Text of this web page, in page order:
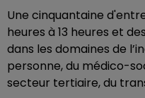
Une cinquantaine
heures à 13 heures et
dans les domaines de
personne, du médico-
secteur tertiaire, du